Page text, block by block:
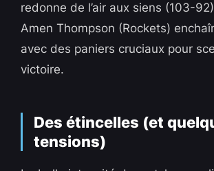
redonne de l’air aux siens (103-
Amen Thompson (Rockets)
avec des paniers cruciaux pour
victoire.
Des étincelles (et
tensions)